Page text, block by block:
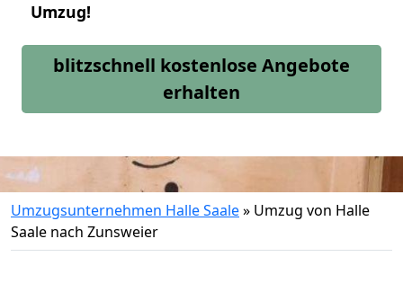
Umzug!
blitzschnell kostenlose Angebote
erhalten
Umzugsunternehmen Halle Saale» Umzug von Halle
Saale nach Zunsweier